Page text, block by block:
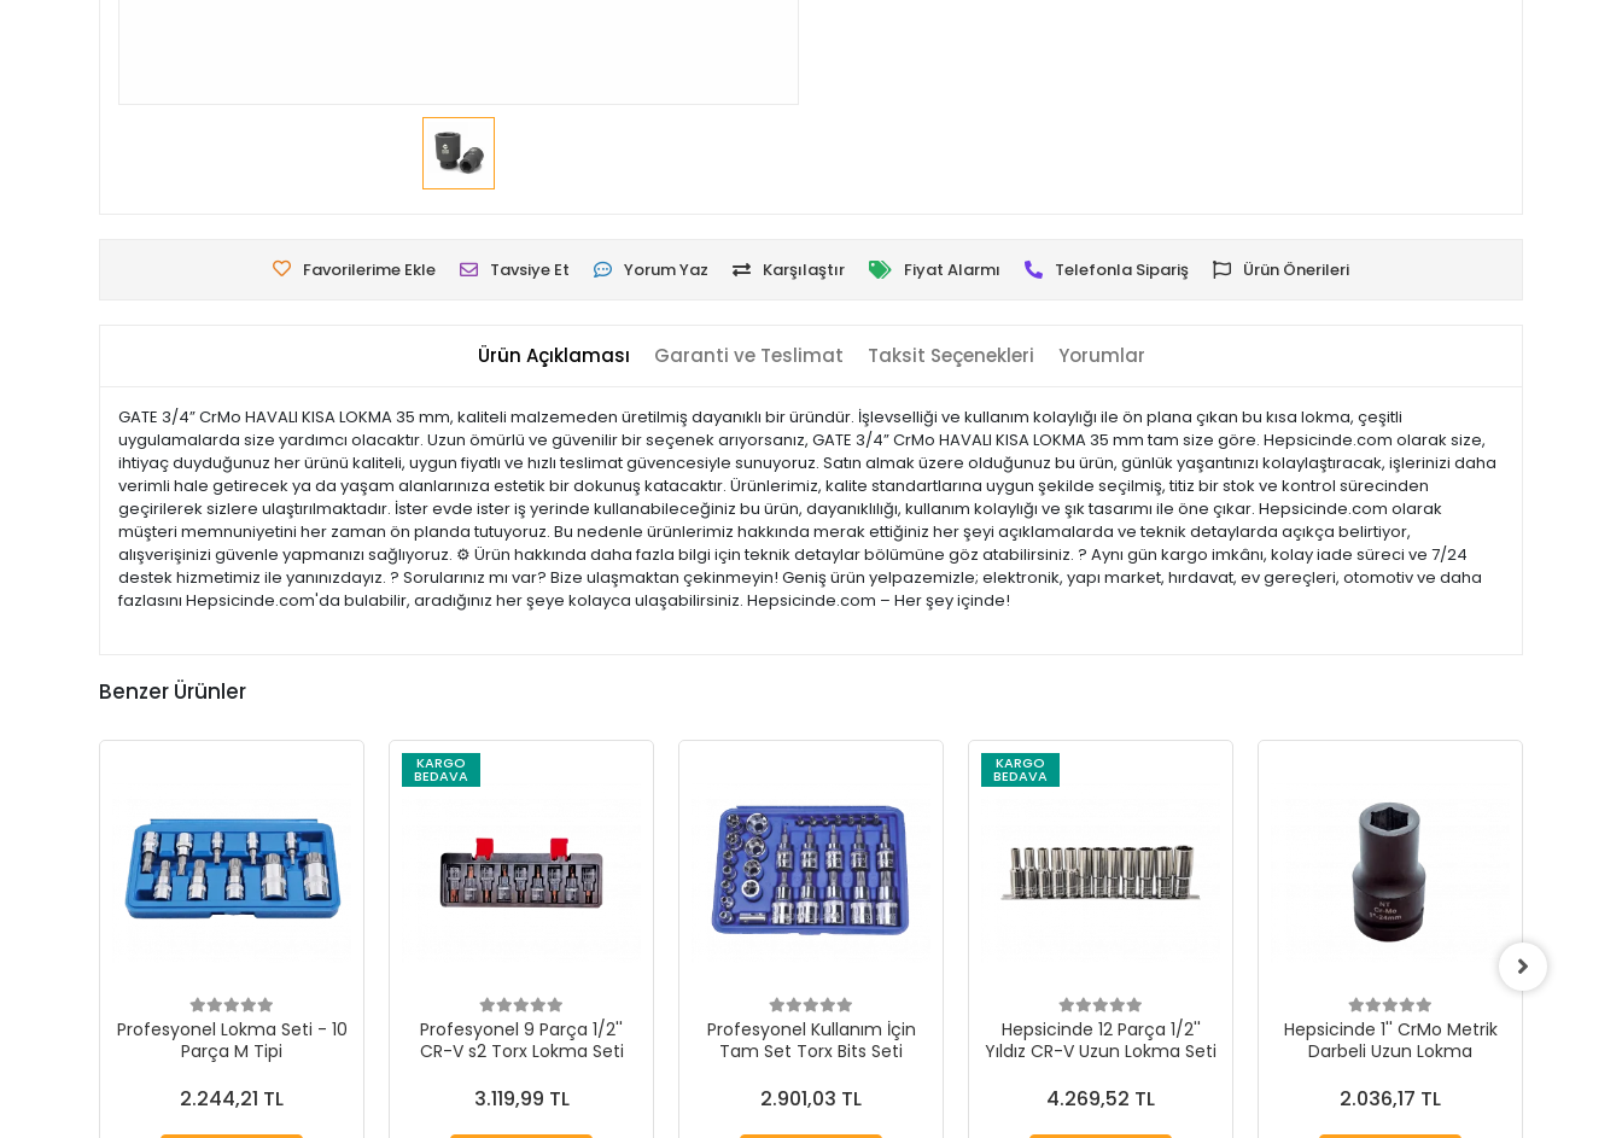
Favorilerime Ekle Tavsiye Et Yorum Yaz Karşılaştır Fiyat Alarmı Telefonla Sipariş Ürün Önerileri
Ürün Açıklaması Garanti ve Teslimat Taksit Seçenekleri Yorumlar
GATE 3/4” CrMo HAVALI KISA LOKMA 35 mm, kaliteli malzemeden üretilmiş dayanıklı bir üründür. İşlevselliği ve kullanım kolaylığı ile ön plana çıkan bu kısa lokma, çeşitli
uygulamalarda size yardımcı olacaktır. Uzun ömürlü ve güvenilir bir seçenek arıyorsanız, GATE 3/4” CrMo HAVALI KISA LOKMA 35 mm tam size göre. Hepsicinde.com olarak size,
ihtiyaç duyduğunuz her ürünü kaliteli, uygun fiyatlı ve hızlı teslimat güvencesiyle sunuyoruz. Satın almak üzere olduğunuz bu ürün, günlük yaşantınızı kolaylaştıracak, işlerinizi daha
verimli hale getirecek ya da yaşam alanlarınıza estetik bir dokunuş katacaktır. Ürünlerimiz, kalite standartlarına uygun şekilde seçilmiş, titiz bir stok ve kontrol sürecinden
geçirilerek sizlere ulaştırılmaktadır. İster evde ister iş yerinde kullanabileceğiniz bu ürün, dayanıklılığı, kullanım kolaylığı ve şık tasarımı ile öne çıkar. Hepsicinde.com olarak
müşteri memnuniyetini her zaman ön planda tutuyoruz. Bu nedenle ürünlerimiz hakkında merak ettiğiniz her şeyi açıklamalarda ve teknik detaylarda açıkça belirtiyor,
alışverişinizi güvenle yapmanızı sağlıyoruz. ⚙️ Ürün hakkında daha fazla bilgi için teknik detaylar bölümüne göz atabilirsiniz. ? Aynı gün kargo imkânı, kolay iade süreci ve 7/24
destek hizmetimiz ile yanınızdayız. ? Sorularınız mı var? Bize ulaşmaktan çekinmeyin! Geniş ürün yelpazemizle; elektronik, yapı market, hırdavat, ev gereçleri, otomotiv ve daha
fazlasını Hepsicinde.com'da bulabilir, aradığınız her şeye kolayca ulaşabilirsiniz. Hepsicinde.com – Her şey içinde!
Benzer Ürünler
Profesyonel Lokma Seti - 10
Parça M Tipi
2.244,21 TL
KARGO
BEDAVA
Profesyonel 9 Parça 1/2''
CR-V s2 Torx Lokma Seti
3.119,99 TL
Profesyonel Kullanım İçin
Tam Set Torx Bits Seti
2.901,03 TL
KARGO
BEDAVA
Hepsicinde 12 Parça 1/2''
Yıldız CR-V Uzun Lokma Seti
4.269,52 TL
Hepsicinde 1'' CrMo Metrik
Darbeli Uzun Lokma
2.036,17 TL